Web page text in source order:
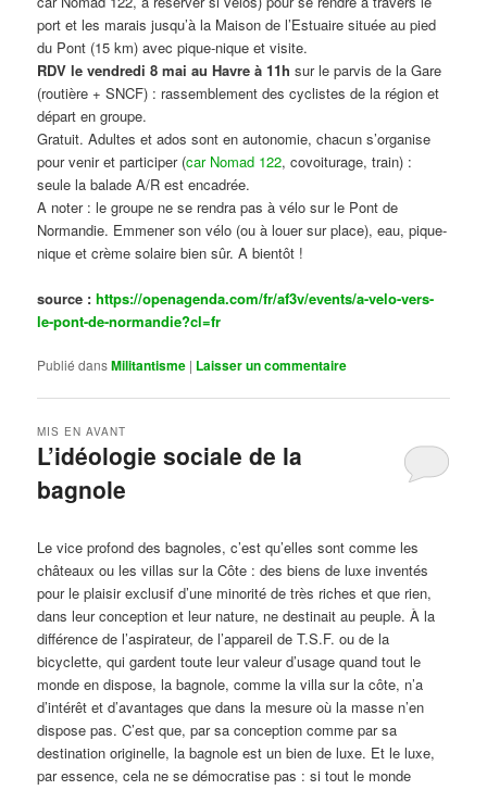
port et les marais jusqu’à la Maison de l’Estuaire située au pied
du Pont (15 km) avec pique-nique et visite.
RDV le vendredi 8 mai au Havre à 11h sur le parvis de la Gare
(routière + SNCF) : rassemblement des cyclistes de la région et
départ en groupe.
Gratuit. Adultes et ados sont en autonomie, chacun s’organise
pour venir et participer (car Nomad 122, covoiturage, train) :
seule la balade A/R est encadrée.
A noter : le groupe ne se rendra pas à vélo sur le Pont de
Normandie. Emmener son vélo (ou à louer sur place), eau, pique-
nique et crème solaire bien sûr. A bientôt !
source :https://openagenda.com/fr/af3v/events/a-velo-vers-
le-pont-de-normandie?cl=fr
Publié dansMilitantisme | Laisser un commentaire
L’idéologie sociale de la
bagnole
MIS EN AVANT
Le vice profond des bagnoles, c’est qu’elles sont comme les
châteaux ou les villas sur la Côte : des biens de luxe inventés
pour le plaisir exclusif d’une minorité de très riches et que rien,
dans leur conception et leur nature, ne destinait au peuple. À la
différence de l’aspirateur, de l’appareil de T.S.F. ou de la
bicyclette, qui gardent toute leur valeur d’usage quand tout le
monde en dispose, la bagnole, comme la villa sur la côte, n’a
d’intérêt et d’avantages que dans la mesure où la masse n’en
dispose pas. C’est que, par sa conception comme par sa
destination originelle, la bagnole est un bien de luxe. Et le luxe,
par essence, cela ne se démocratise pas : si tout le monde